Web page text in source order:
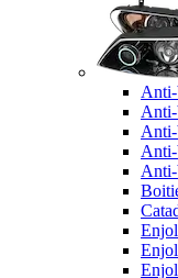
Anti-